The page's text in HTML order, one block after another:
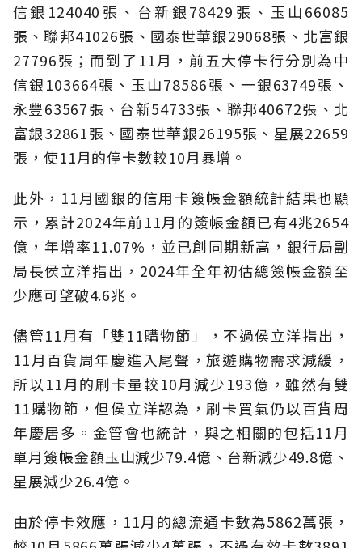
信銀124040張、台新銀78429張、玉山66085
張、聯邦41026張、國泰世華銀29068張、北富銀
27796張；而到了11月，前五大停卡行分別為中
信銀103664張、玉山78586張、一銀63749張、
永豐63567張、台新54733張、聯邦40672張、北
富銀32861張、國泰世華銀26195張、星展22659
張，使11月的停卡數較10月暴增。
此外，11月國銀的信用卡簽帳金額統計結果也顯
示，累計2024年前11月的簽帳金額已有4兆2654
億，年增率11.07%，並已創同期新高，銀行局副
局長侯立洋指出，2024年全年初估總簽帳金額至
少應可望破4.6兆。
儘管11月有「雙11購物節」，不過侯立洋指出，
11月百貨周年慶進入尾聲，旅遊購物需求減緩，
所以11月的刷卡量較10月減少193億，雖然有雙
11購物節，但侯立洋認為，刷卡買氣仍以百貨周
年慶居多。金管會也統計，與之相關的包括11月
單月簽帳金額玉山減少79.4億、台新減少49.8億、
星展減少26.4億。
由於停卡效應，11月的總流通卡數為5862萬張，